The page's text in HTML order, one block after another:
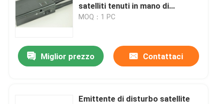
satelliti tenuti in mano di
radioastronomia
MOQ：1 PC
Miglior prezzo Contattaci
Emittente di disturbo satellite